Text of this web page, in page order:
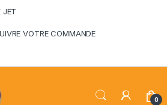
VOTRE COMMANDE
0